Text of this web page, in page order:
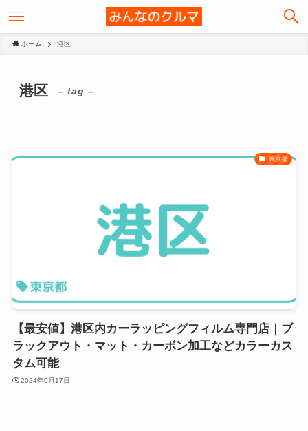
ホーム 港区
港区 – tag –
東京都
【最安値】港区内カーラッピングフィルム専門店｜ブ
ラックアウト・マット・カーボン加工などカラーカス
タム可能
2024年9月17日